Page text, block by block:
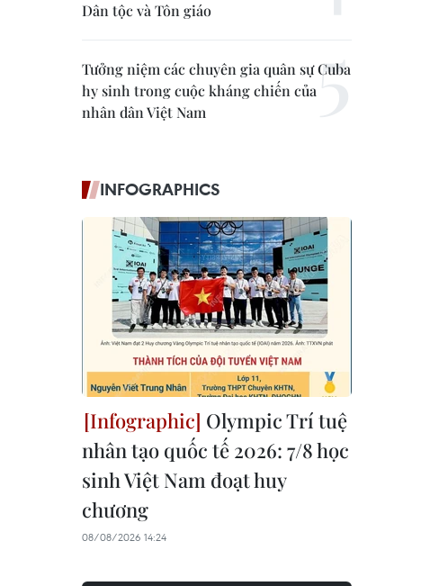
Dân tộc và Tôn giáo
Tưởng niệm các chuyên gia quân sự Cuba
hy sinh trong cuộc kháng chiến của
nhân dân Việt Nam
INFOGRAPHICS
Olympic Trí tuệ
nhân tạo quốc tế 2026: 7/8 học
sinh Việt Nam đoạt huy
chương
08/08/2026 14:24